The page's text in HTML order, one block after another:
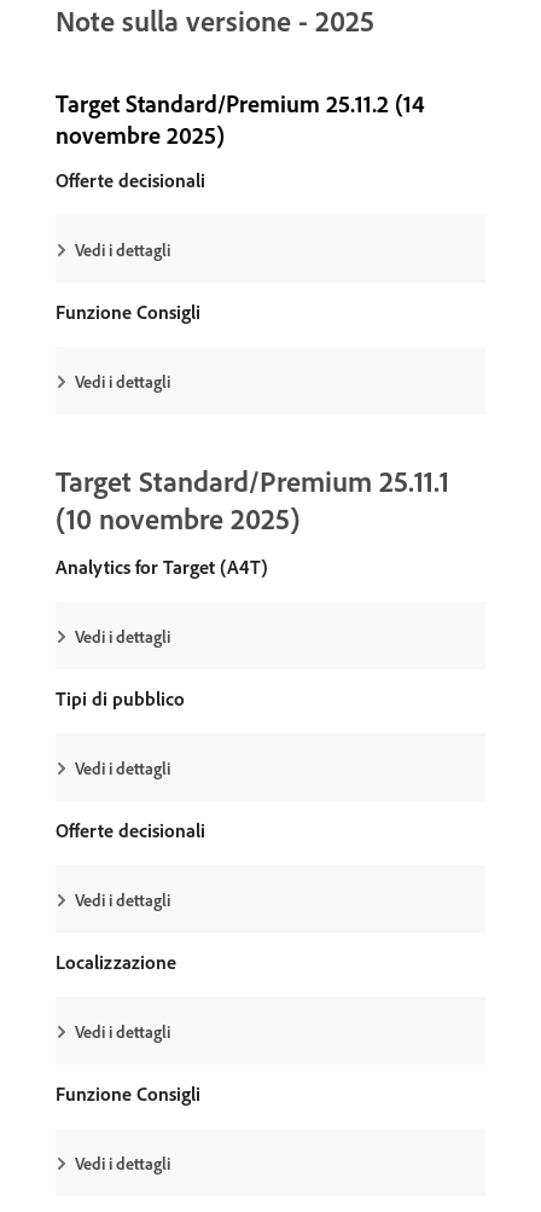
Note sulla versione - 2025
Target Standard/Premium 25.11.2 (14
novembre 2025)
Offerte decisionali
Vedi i dettagli
Funzione Consigli
Vedi i dettagli
Target Standard/Premium 25.11.1
(10 novembre 2025)
Analytics for Target (A4T)
Vedi i dettagli
Tipi di pubblico
Vedi i dettagli
Offerte decisionali
Vedi i dettagli
Localizzazione
Vedi i dettagli
Funzione Consigli
Vedi i dettagli